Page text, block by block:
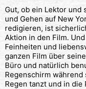
Gut, ob ein Lektor und
und Gehen auf New
redigieren, ist
Aktion in den Film.
Feinheiten und
ganzen Film über
Büro und natürlich
Regenschirm
Regen tanzt und in die